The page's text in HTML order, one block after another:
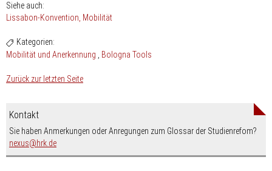
Siehe auch:
Lissabon-Konvention Mobilität
Kategorien:
Mobilität und Anerkennung
Bologna Tools
Zurück zur letzten Seite
Kontakt
Sie haben Anmerkungen oder Anregungen zum Glossar der Studienrefom?
nexus
nospam-
hrk.de